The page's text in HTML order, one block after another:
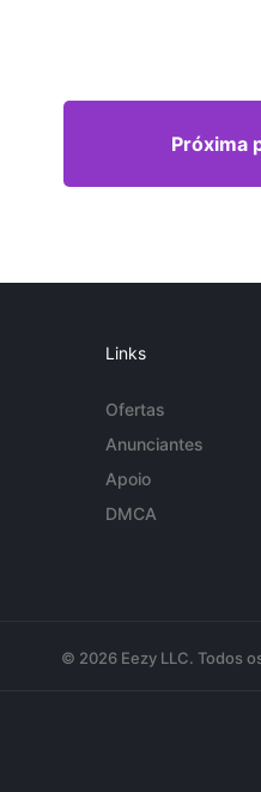
Próxima
Links
Ofertas
Anunciantes
Apoio
DMCA
© 2026 Eezy LLC. Todos